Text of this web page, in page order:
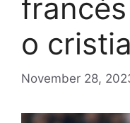
o
November 28,